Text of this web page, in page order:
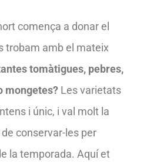
comença a donar el
trobam amb el mateix
tomàtigues, pebres,
mongetes? Les varietats
i únic, i val molt la
conservar-les per
la temporada. Aquí et